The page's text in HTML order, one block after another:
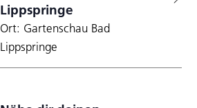
Lippspringe
Ort: Gartenschau Bad
Lippspringe